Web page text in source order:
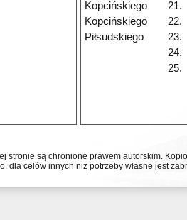
Kopcińskiego
21.
Kopcińskiego
22.
Piłsudskiego
23.
24.
25.
stronie są chronione prawem autorskim.
dla celów innych niż potrzeby własne jest